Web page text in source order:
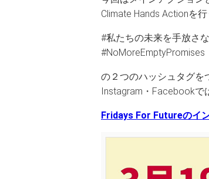
Climate Hands Actionを
#私たちの未来を手放さ
#NoMoreEmptyPromises
の２つのハッシュタグを
Instagram・Facebookで
Fridays For Futureのイ